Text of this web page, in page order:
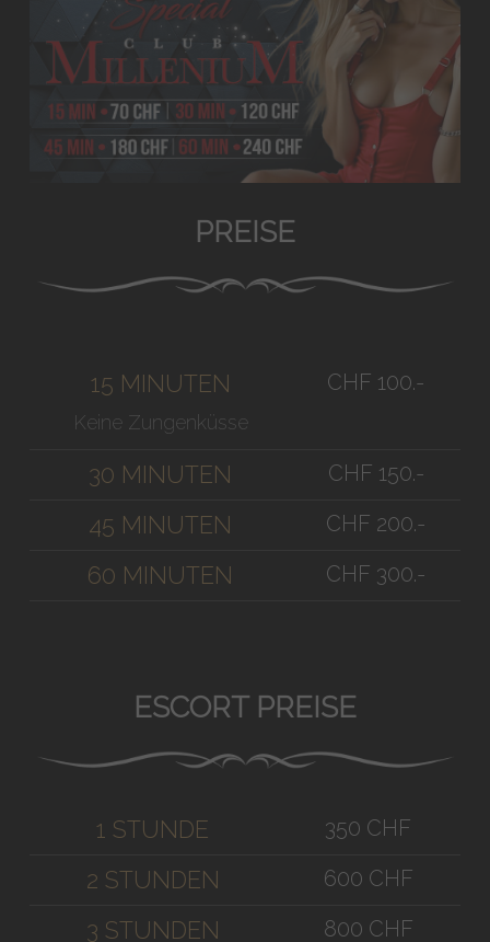
PREISE
15 MINUTEN
Keine Zungenküsse
CHF 100.-
30 MINUTEN CHF 150.-
45 MINUTEN CHF 200.-
60 MINUTEN CHF 300.-
ESCORT PREISE
1 STUNDE 350 CHF
2 STUNDEN 600 CHF
3 STUNDEN 800 CHF